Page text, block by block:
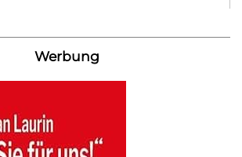
Werbung